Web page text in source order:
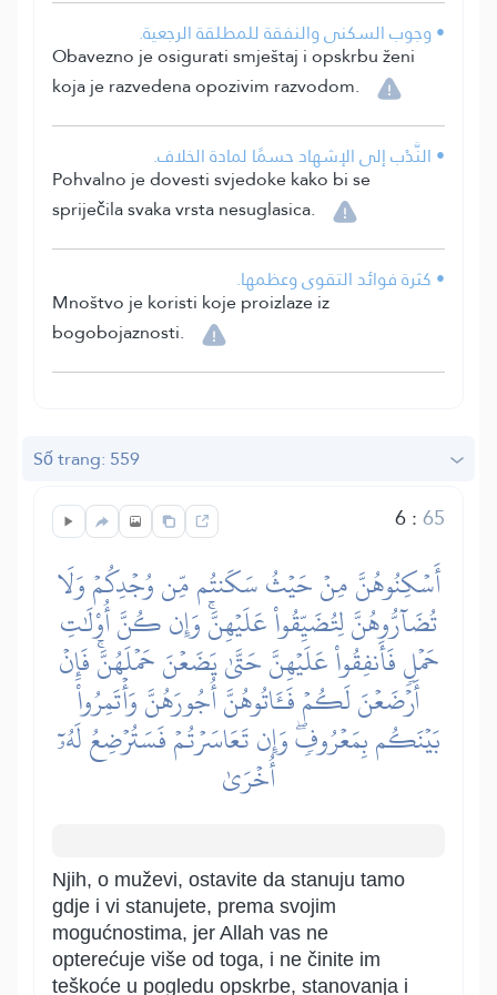
• وجوب السكنى والنفقة للمطلقة الرجعية.
Obavezno je osigurati smještaj i opskrbu ženi
koja je razvedena opozivim razvodom.
• النَّدْب إلى الإشهاد حسمًا لمادة الخلاف.
Pohvalno je dovesti svjedoke kako bi se
spriječila svaka vrsta nesuglasica.
• كثرة فوائد التقوى وعظمها.
Mnoštvo je koristi koje proizlaze iz
bogobojaznosti.
Số trang: 559
6:65
أَسۡكِنُوهُنَّ مِنۡ حَيۡثُ سَكَنتُم مِّن وُجۡدِكُمۡ وَلَا
تُضَآرُّوهُنَّ لِتُضَيِّقُواْ عَلَيۡهِنَّۚ وَإِن كُنَّ أُوْلَٰتِ
حَمۡلٖ فَأَنفِقُواْ عَلَيۡهِنَّ حَتَّىٰ يَضَعۡنَ حَمۡلَهُنَّۚ فَإِنۡ
أَرۡضَعۡنَ لَكُمۡ فَـَٔاتُوهُنَّ أُجُورَهُنَّ وَأۡتَمِرُواْ
بَيۡنَكُم بِمَعۡرُوفٖۖ وَإِن تَعَاسَرۡتُمۡ فَسَتُرۡضِعُ لَهُۥٓ
أُخۡرَىٰ
Njih, o muževi, ostavite da stanuju tamo
gdje i vi stanujete, prema svojim
mogućnostima, jer Allah vas ne
opterećuje više od toga, i ne činite im
teškoće u pogledu opskrbe, stanovanja i